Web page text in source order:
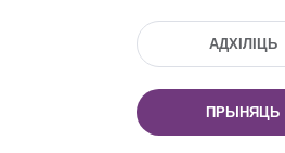
праспект Незалежнасці 116
г. Мiнск, Рэспубліка
Тэл.: (+375 17) 368 37 37,
АДХІЛІЦЬ
ПРЫНЯЦЬ